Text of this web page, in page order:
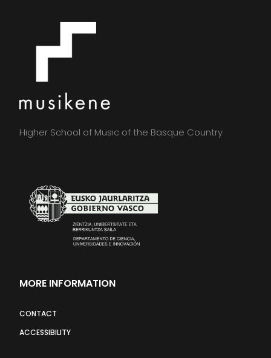
Higher School of Music of the Basque Country
MORE INFORMATION
CONTACT
ACCESSIBILITY